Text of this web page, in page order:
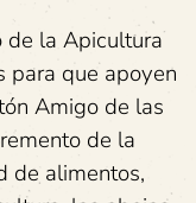
de la Apicultura
para que apoyen
Amigo de las
de la
de alimentos,